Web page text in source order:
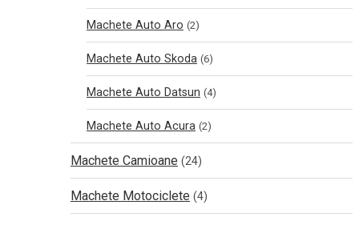
Machete Auto Aro (2)
Machete Auto Skoda (6)
Machete Auto Datsun (4)
Machete Auto Acura (2)
Machete Camioane (24)
Machete Motociclete (4)